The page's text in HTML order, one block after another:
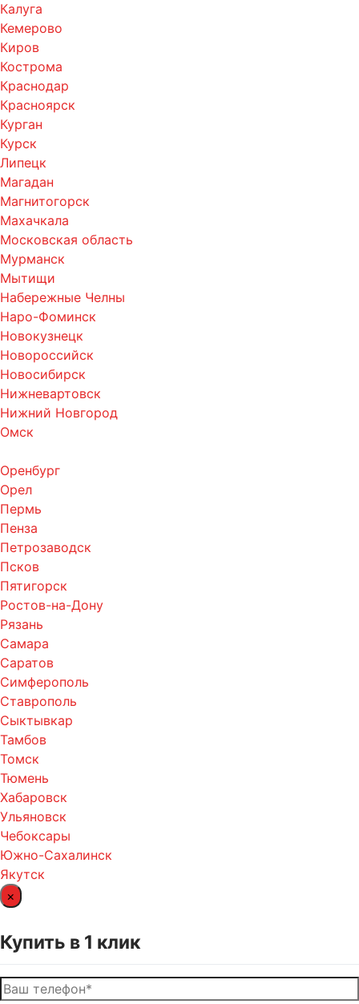
Калуга
Кемерово
Киров
Кострома
Краснодар
Красноярск
Курган
Курск
Липецк
Магадан
Магнитогорск
Махачкала
Московская область
Мурманск
Мытищи
Набережные Челны
Наро-Фоминск
Новокузнецк
Новороссийск
Новосибирск
Нижневартовск
Нижний Новгород
Омск
Оренбург
Орел
Пермь
Пенза
Петрозаводск
Псков
Пятигорск
Ростов-на-Дону
Рязань
Самара
Саратов
Симферополь
Ставрополь
Сыктывкар
Тамбов
Томск
Тюмень
Хабаровск
Ульяновск
Чебоксары
Южно-Сахалинск
Якутск
×
Купить в 1 клик